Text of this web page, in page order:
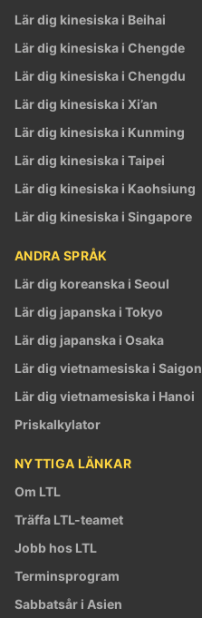
Lär dig kinesiska i Beihai
Lär dig kinesiska i Chengde
Lär dig kinesiska i Chengdu
Lär dig kinesiska i Xi’an
Lär dig kinesiska i Kunming
Lär dig kinesiska i Taipei
Lär dig kinesiska i Kaohsiung
Lär dig kinesiska i Singapore
ANDRA SPRÅK
Lär dig koreanska i Seoul
Lär dig japanska i Tokyo
Lär dig japanska i Osaka
Lär dig vietnamesiska i Saigon
Lär dig vietnamesiska i Hanoi
Priskalkylator
NYTTIGA LÄNKAR
Om LTL
Träffa LTL-teamet
Jobb hos LTL
Terminsprogram
Sabbatsår i Asien